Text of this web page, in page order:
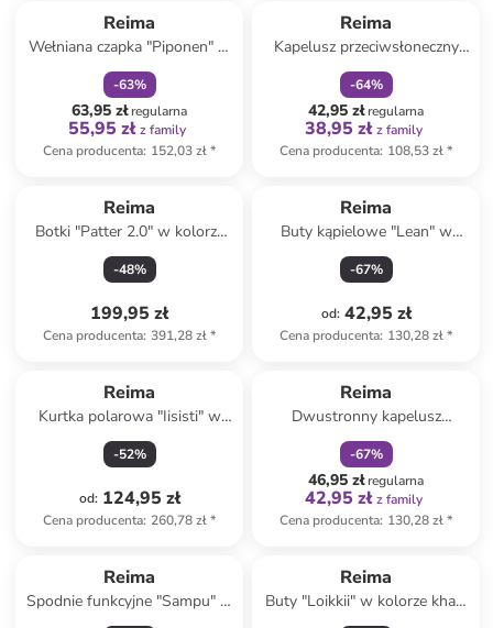
Reima
Wełniana czapka "Piponen" w
kolorze zielonym
-63%
63,95 złregularna
55,95 zł z family
Cena producenta: 152,03 zł*
Reima
Kapelusz przeciwsłoneczny
"Siimaa" w kolorze
granatowo-niebieskim
-64%
42,95 złregularna
38,95 zł z family
Cena producenta: 108,53 zł*
Reima
Botki "Patter 2.0" w kolorze
granatowym
-48%
199,95 zł
Cena producenta: 391,28 zł*
Reima
Buty kąpielowe "Lean" w
kolorze koralowym
-67%
od: 42,95 zł
Cena producenta: 130,28 zł*
Reima
Kurtka polarowa "Iisisti" w
kolorze czerwono-białym
-52%
od: 124,95 zł
Cena producenta: 260,78 zł*
Reima
Dwustronny kapelusz
przeciwsłoneczny "Moomin" w
kolorze czarno-różowym
-67%
46,95 złregularna
42,95 zł z family
Cena producenta: 130,28 zł*
Reima
Spodnie funkcyjne "Sampu" w
kolorze khaki
Reima
Buty "Loikkii" w kolorze khaki
do chodzenia na boso